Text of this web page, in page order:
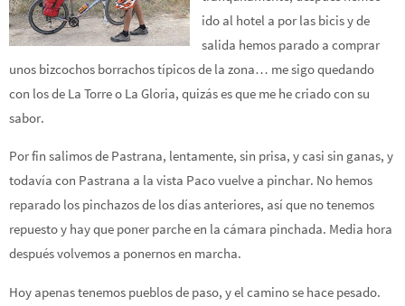
ido al hotel a por las bicis y de
salida hemos parado a comprar
unos bizcochos borrachos típicos de la zona… me sigo quedando
con los de La Torre o La Gloria, quizás es que me he criado con su
sabor.
Por fin salimos de Pastrana, lentamente, sin prisa, y casi sin ganas, y
todavía con Pastrana a la vista Paco vuelve a pinchar. No hemos
reparado los pinchazos de los días anteriores, así que no tenemos
repuesto y hay que poner parche en la cámara pinchada. Media hora
después volvemos a ponernos en marcha.
Hoy apenas tenemos pueblos de paso, y el camino se hace pesado.